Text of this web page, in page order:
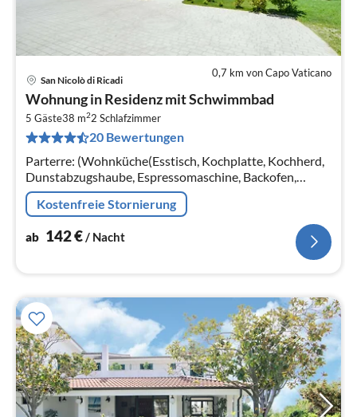
0,7 km von Capo Vaticano
San Nicolò di Ricadi
Wohnung in Residenz mit Schwimmbad
5 Gäste38 m22 Schlafzimmer
20 Bewertungen
Parterre: (Wohnküche(Esstisch, Kochplatte, Kochherd,
Dunstabzugshaube, Espressomaschine, Backofen,
Kühl-/Gefrierkombination, Zitruspresse),
Schlafzimmer(Doppelbett, Klimaanlage)
Kostenfreie Stornierung
ab 142€/ Nacht